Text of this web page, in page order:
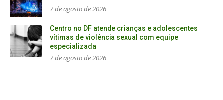
7 de agosto de 2026
Centro no DF atende crianças e adolescentes
vítimas de violência sexual com equipe
especializada
7 de agosto de 2026